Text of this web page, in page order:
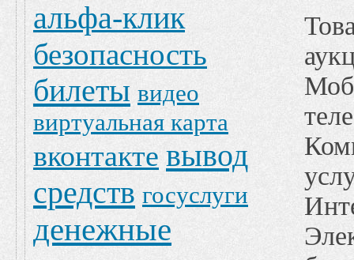
альфа-клик
безопасность
билеты видео
виртуальная карта
вконтакте вывод
средств госуслуги
денежные